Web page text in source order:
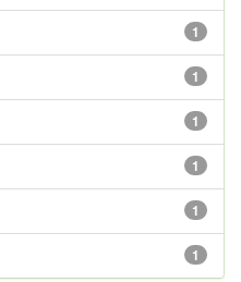
1
1
1
1
1
1